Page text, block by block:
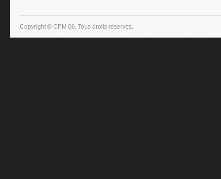
Copyright © CPM 06. Tous droits réservés.